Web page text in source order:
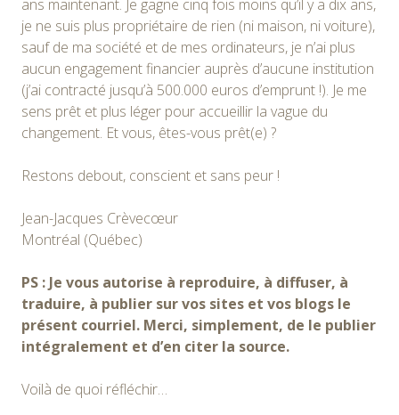
ans maintenant. Je gagne cinq fois moins qu’il y a dix ans,
je ne suis plus propriétaire de rien (ni maison, ni voiture),
sauf de ma société et de mes ordinateurs, je n’ai plus
aucun engagement financier auprès d’aucune institution
(j’ai contracté jusqu’à 500.000 euros d’emprunt !). Je me
sens prêt et plus léger pour accueillir la vague du
changement. Et vous, êtes-vous prêt(e) ?
Restons debout, conscient et sans peur !
Jean-Jacques Crèvecœur
Montréal (Québec)
PS : Je vous autorise à reproduire, à diffuser, à
traduire, à publier sur vos sites et vos blogs le
présent courriel. Merci, simplement, de le publier
intégralement et d’en citer la source.
Voilà de quoi réfléchir…